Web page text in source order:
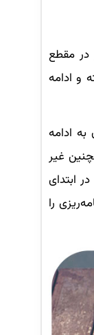
در مقطع
و ادامه
ادامه
غیر
ابتدای
را